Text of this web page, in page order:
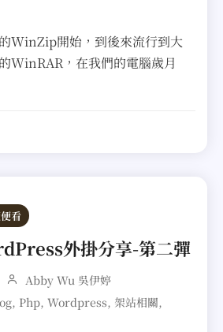
WinZip開始，到後來流行到大
WinRAR，在我們的電腦歲月
看
外掛分享-第二彈
Abby Wu 吳伊婷
, Php,Wordpress, 架站相關,